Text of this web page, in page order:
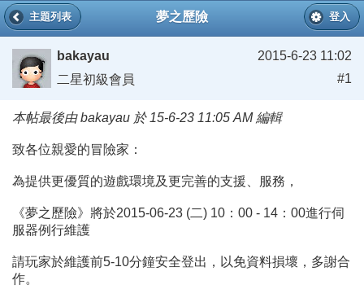
夢之歷險
主題列表 登入
bakayau
二星初級會員
2015-6-23 11:02
#1
本帖最後由 bakayau 於 15-6-23 11:05 AM 編輯
致各位親愛的冒險家：
為提供更優質的遊戲環境及更完善的支援、服務，
《夢之歷險》將於2015-06-23 (二) 10：00 - 14：00進行伺
服器例行維護
請玩家於維護前5-10分鐘安全登出，以免資料損壞，多謝合
作。